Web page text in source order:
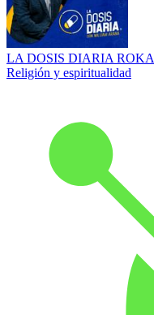
LA DOSIS DIARIA ROKA
Religión y espiritualidad